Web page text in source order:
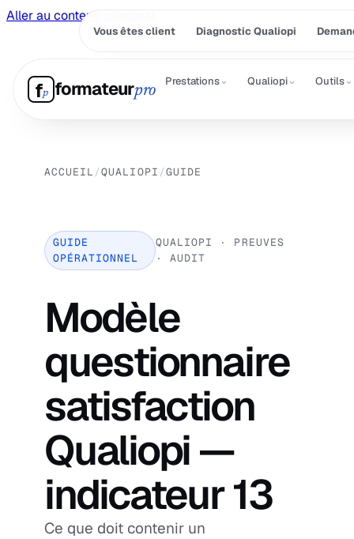
Aller au contenu principal
Vous êtes client Diagnostic Qualiopi
fp formateurpro
Prestations⌄ Qualiopi⌄ Outils⌄
ACCUEIL /QUALIOPI /GUIDE
GUIDE
OPÉRATIONNEL
QUALIOPI · PREUVES
· AUDIT
Modèle
questionnaire
satisfaction
Qualiopi —
indicateur 13
Ce que doit contenir un